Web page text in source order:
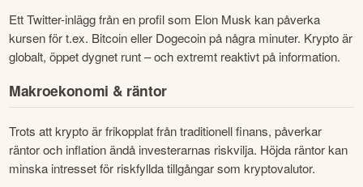
Ett Twitter-inlägg från en profil som Elon Musk kan påverka
kursen för t.ex. Bitcoin eller Dogecoin på några minuter. Krypto är
globalt, öppet dygnet runt – och extremt reaktivt på information.
Makroekonomi & räntor
Trots att krypto är frikopplat från traditionell finans, påverkar
räntor och inflation ändå investerarnas riskvilja. Höjda räntor kan
minska intresset för riskfyllda tillgångar som kryptovalutor.